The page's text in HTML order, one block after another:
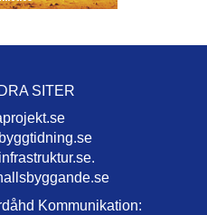
SITER
Kommunikation: